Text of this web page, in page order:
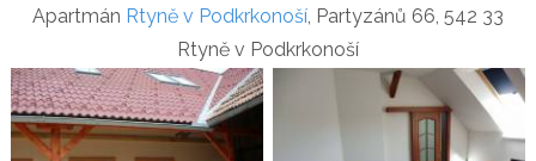
Apartmán Rtyně v Podkrkonoší , Partyzánů 66, 542 33
Rtyně v Podkrkonoší